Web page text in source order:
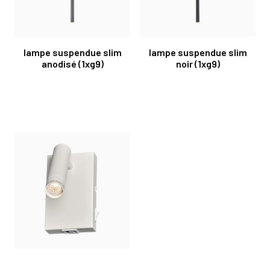
lampe suspendue slim
anodisé (1xg9)
lampe suspendue slim
noir (1xg9)